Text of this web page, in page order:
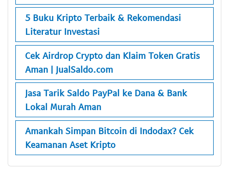
5 Buku Kripto Terbaik & Rekomendasi
Literatur Investasi
Cek Airdrop Crypto dan Klaim Token Gratis
Aman | JualSaldo.com
Jasa Tarik Saldo PayPal ke Dana & Bank
Lokal Murah Aman
Amankah Simpan Bitcoin di Indodax? Cek
Keamanan Aset Kripto